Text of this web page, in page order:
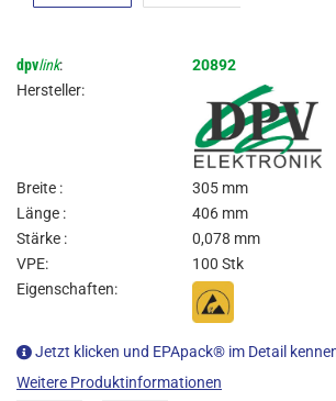
dpvlink:
20892
Hersteller:
Breite :
305 mm
Länge :
406 mm
Stärke :
0,078 mm
VPE:
100 Stk
Eigenschaften:
Jetzt klicken und EPApack® im Detail
Weitere Produktinformationen